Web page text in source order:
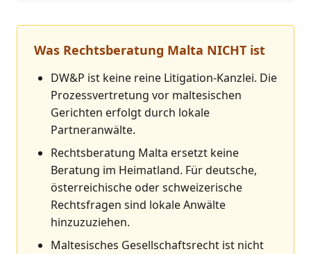
Was Rechtsberatung Malta NICHT ist
DW&P ist keine reine Litigation-Kanzlei. Die
Prozessvertretung vor maltesischen
Gerichten erfolgt durch lokale
Partneranwälte.
Rechtsberatung Malta ersetzt keine
Beratung im Heimatland. Für deutsche,
österreichische oder schweizerische
Rechtsfragen sind lokale Anwälte
hinzuzuziehen.
Maltesisches Gesellschaftsrecht ist nicht